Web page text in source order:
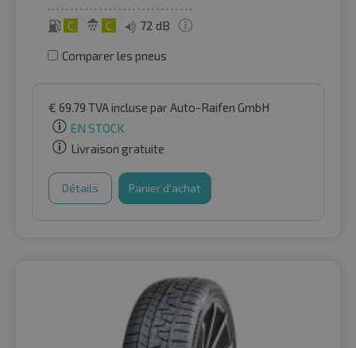
C C 72 dB
Comparer les pneus
€ 69.79 TVA incluse par Auto-Raifen GmbH
EN STOCK
Livraison gratuite
Détails Panier d'achat